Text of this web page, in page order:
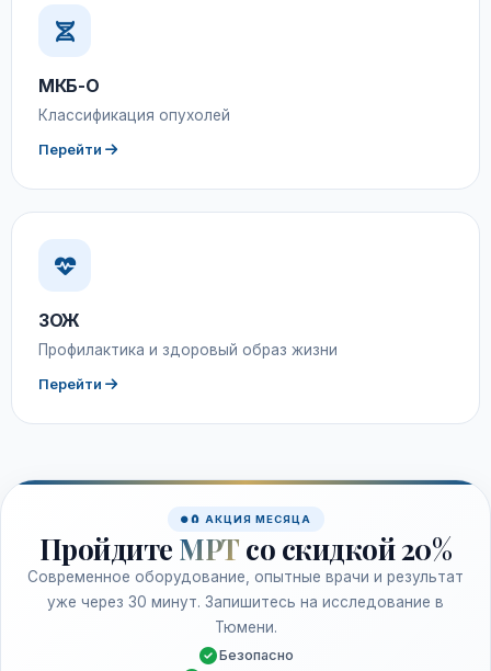
МКБ-О
Классификация опухолей
Перейти
ЗОЖ
Профилактика и здоровый образ жизни
Перейти
🧲 АКЦИЯ МЕСЯЦА
Пройдите МРТ со скидкой 20%
Современное оборудование, опытные врачи и результат
уже через 30 минут. Запишитесь на исследование в
Тюмени.
Безопасно